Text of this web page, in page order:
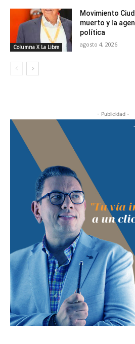
Columna X La Libre
Movimiento
muerto y la
política
agosto 4, 2026
- Publicidad -